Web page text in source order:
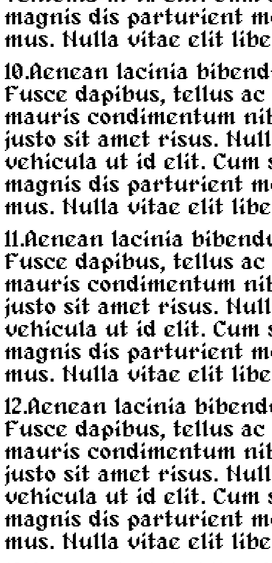
magnis dis parturient
mus. Nulla vitae elit
10.Aenean lacinia
Fusce dapibus, tellus
mauris condimentum
justo sit amet risus.
vehicula ut id elit. Cum
magnis dis parturient
mus. Nulla vitae elit
11.Aenean lacinia
Fusce dapibus, tellus
mauris condimentum
justo sit amet risus.
vehicula ut id elit. Cum
magnis dis parturient
mus. Nulla vitae elit
12.Aenean lacinia
Fusce dapibus, tellus
mauris condimentum
justo sit amet risus.
vehicula ut id elit. Cum
magnis dis parturient
mus. Nulla vitae elit